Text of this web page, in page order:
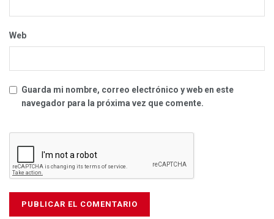
Web
Guarda mi nombre, correo electrónico y web en este
navegador para la próxima vez que comente.